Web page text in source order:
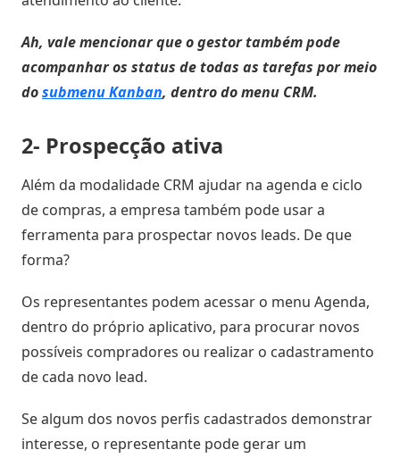
Ah, vale mencionar que o gestor também pode
acompanhar os status de todas as tarefas por meio
dosubmenu Kanban, dentro do menu CRM.
2- Prospecção ativa
Além da modalidade CRM ajudar na agenda e ciclo
de compras, a empresa também pode usar a
ferramenta para prospectar novos leads. De que
forma?
Os representantes podem acessar o menu Agenda,
dentro do próprio aplicativo, para procurar novos
possíveis compradores ou realizar o cadastramento
de cada novo lead.
Se algum dos novos perfis cadastrados demonstrar
interesse, o representante pode gerar um